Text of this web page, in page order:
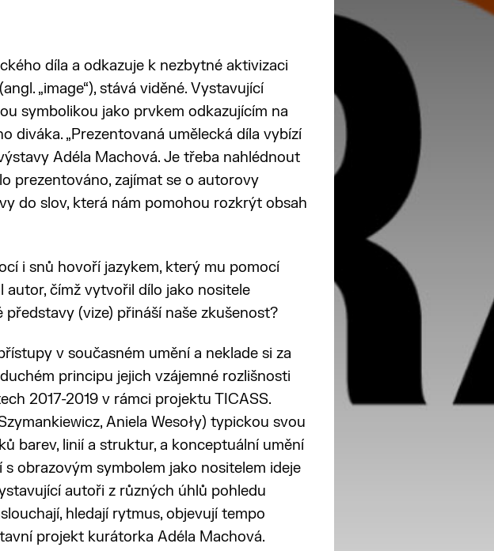
díla a odkazuje k nezbytné aktivizaci
„image“), stává viděné. Vystavující
symbolikou jako prvkem odkazujícím na
diváka. „Prezentovaná umělecká díla vybízí
Adéla Machová. Je třeba nahlédnout
prezentováno, zajímat se o autorovy
do slov, která nám pomohou rozkrýt obsah
i snů hovoří jazykem, který mu pomocí
autor, čímž vytvořil dílo jako nositele
(vize) přináší naše zkušenost?
v současném umění a neklade si za
principu jejich vzájemné rozlišnosti
2017-2019 v rámci projektu TICASS.
Aniela Wesoły) typickou svou
barev, linií a struktur, a konceptuální umění
obrazovým symbolem jako nositelem ideje
autoři z různých úhlů pohledu
hledají rytmus, objevují tempo
projekt kurátorka Adéla Machová.